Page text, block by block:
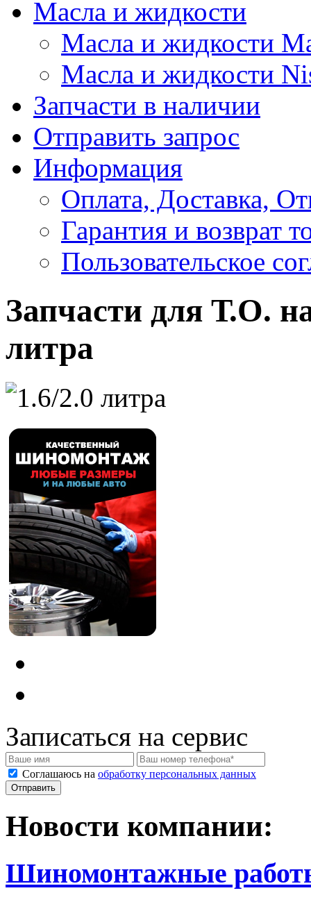
Масла и жидкости
Масла и жидкости
Масла и жидкости
Запчасти в наличии
Отправить запрос
Информация
Оплата, Доставка,
Гарантия и возврат
Пользовательское
Запчасти для Т.О.
литра
Записаться на сервис
Соглашаюсь на обработку персональных данных
Новости компании:
Шиномонтажные